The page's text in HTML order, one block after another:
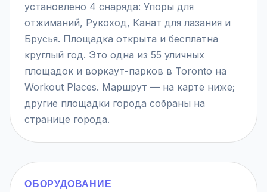
установлено 4 снаряда: Упоры для
отжиманий, Рукоход, Канат для лазания и
Брусья. Площадка открыта и бесплатна
круглый год. Это одна из 55 уличных
площадок и воркаут-парков в Toronto на
Workout Places. Маршрут — на карте ниже;
другие площадки города собраны на
странице города.
ОБОРУДОВАНИЕ